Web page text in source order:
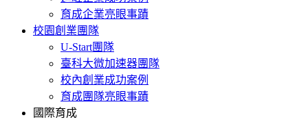
育成企業亮眼事蹟
校園創業團隊
U-Start團隊
臺科大微加速器團隊
校內創業成功案例
育成團隊亮眼事蹟
國際育成